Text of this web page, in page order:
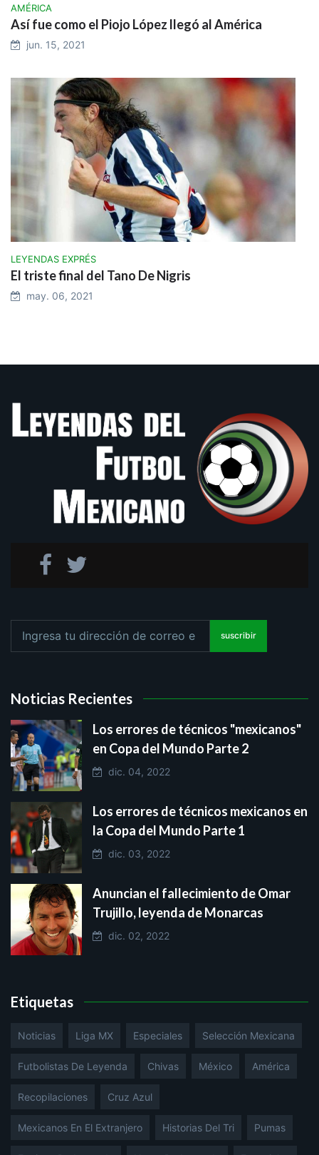
AMÉRICA
Así fue como el Piojo López llegó al América
jun. 15, 2021
LEYENDAS EXPRÉS
El triste final del Tano De Nigris
may. 06, 2021
suscribir
Noticias Recientes
Los errores de técnicos "mexicanos"
en Copa del Mundo Parte 2
dic. 04, 2022
Los errores de técnicos mexicanos en
la Copa del Mundo Parte 1
dic. 03, 2022
Anuncian el fallecimiento de Omar
Trujillo, leyenda de Monarcas
dic. 02, 2022
Etiquetas
Noticias Liga MX Especiales Selección Mexicana
Futbolistas De Leyenda Chivas México América
Recopilaciones Cruz Azul
Mexicanos En El Extranjero Historias Del Tri Pumas